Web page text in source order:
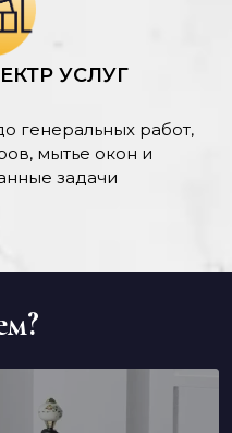
УСЛУГ
генеральных работ,
мытье окон и
задачи